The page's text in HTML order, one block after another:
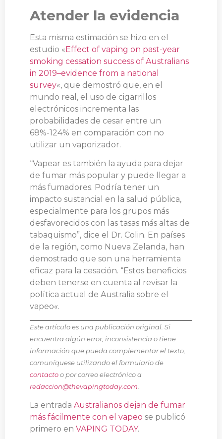
Atender la evidencia
Esta misma estimación se hizo en el
estudio «Effect of vaping on past-year
smoking cessation success of Australians
in 2019–evidence from a national
survey«, que demostró que, en el
mundo real, el uso de cigarrillos
electrónicos incrementa las
probabilidades de cesar entre un
68%-124% en comparación con no
utilizar un vaporizador.
“Vapear es también la ayuda para dejar
de fumar más popular y puede llegar a
más fumadores. Podría tener un
impacto sustancial en la salud pública,
especialmente para los grupos más
desfavorecidos con las tasas más altas de
tabaquismo”, dice el Dr. Colin. En países
de la región, como Nueva Zelanda, han
demostrado que son una herramienta
eficaz para la cesación. “Estos beneficios
deben tenerse en cuenta al revisar la
política actual de Australia sobre el
vapeo«.
Este artículo es una publicación original. Si
encuentra algún error, inconsistencia o tiene
información que pueda complementar el texto,
comuníquese utilizando el formulario de
contactoo por correo electrónico a
redaccion@thevapingtoday.com
La entrada Australianos dejan de fumar
más fácilmente con el vapeo se publicó
primero en VAPING TODAY.